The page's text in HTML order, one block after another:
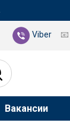
Viber 📧
Вакансии